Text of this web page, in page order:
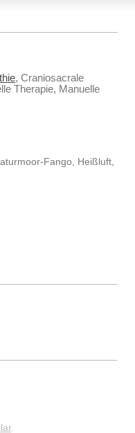
, Craniosacrale
Therapie, Manuelle
Fango, Heißluft,
.